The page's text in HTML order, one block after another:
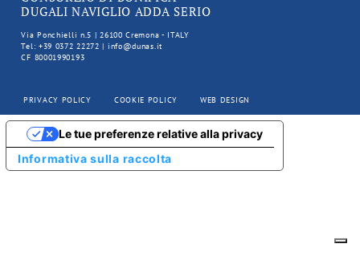
DUGALI NAVIGLIO ADDA SERIO
Via Ponchielli n.5 | 26100 Cremona - ITALY
Tel: +39 0372 22272 | info@dunas.it
CF 80001990193
PRIVACY POLICY COOKIE POLICY WEB DESIGN
Informativa sulla raccolta
Le tue preferenze relative alla privacy